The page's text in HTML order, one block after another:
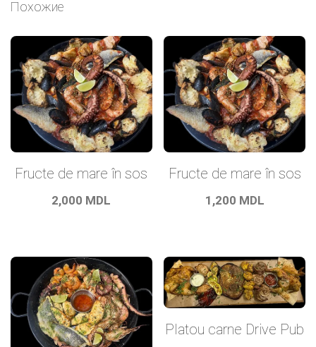
Похожие
Fructe de mare în sos
2,000 MDL
Fructe de mare în sos
1,200 MDL
Platou carne Drive Pub